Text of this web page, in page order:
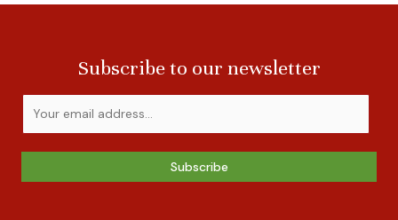
Subscribe to our newsletter
Subscribe